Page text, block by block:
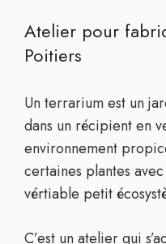
Atelier pour
Poitiers
Un terrarium est un
dans un récipient en
environnement
certaines plantes
vértiable petit
C’est un atelier qui